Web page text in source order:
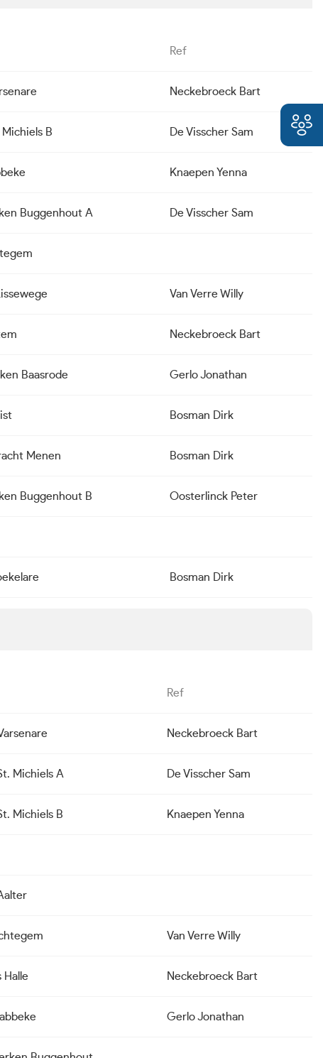
Ref
Neckebroeck Bart
Michiels B De Visscher Sam
Knaepen Yenna
Buggenhout A De Visscher Sam
Van Verre Willy
Neckebroeck Bart
Baasrode Gerlo Jonathan
Bosman Dirk
Menen Bosman Dirk
Buggenhout B Oosterlinck Peter
Bosman Dirk
Ref
Neckebroeck Bart
Michiels A De Visscher Sam
Michiels B Knaepen Yenna
Van Verre Willy
Halle Neckebroeck Bart
Gerlo Jonathan